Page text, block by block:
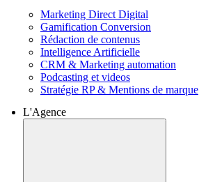
Marketing Direct Digital
Gamification Conversion
Rédaction de contenus
Intelligence Artificielle
CRM & Marketing automation
Podcasting et videos
Stratégie RP & Mentions de marque
L'Agence